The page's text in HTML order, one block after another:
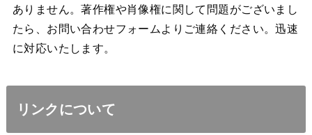
ありません。著作権や肖像権に関して問題がございまし
たら、お問い合わせフォームよりご連絡ください。迅速
に対応いたします。
リンクについて